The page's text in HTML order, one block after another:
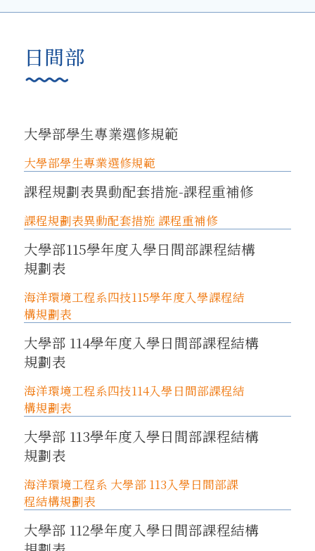
日間部
大學部學生專業選修規範
大學部學生專業選修規範
課程規劃表異動配套措施-課程重補修
課程規劃表異動配套措施 課程重補修
大學部115學年度入學日間部課程結構
規劃表
海洋環境工程系四技115學年度入學課程結
構規劃表
大學部 114學年度入學日間部課程結構
規劃表
海洋環境工程系四技114入學日間部課程結
構規劃表
大學部 113學年度入學日間部課程結構
規劃表
海洋環境工程系 大學部 113入學日間部課
程結構規劃表
大學部 112學年度入學日間部課程結構